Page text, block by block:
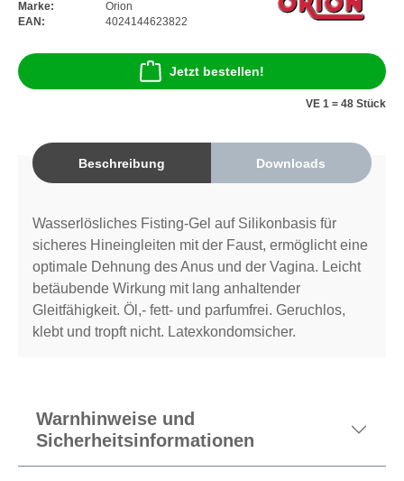
Marke:
Orion
EAN:
4024144623822
Jetzt bestellen!
VE 1 = 48 Stück
Beschreibung Downloads
Wasserlösliches Fisting-Gel auf Silikonbasis für
sicheres Hineingleiten mit der Faust, ermöglicht eine
optimale Dehnung des Anus und der Vagina. Leicht
betäubende Wirkung mit lang anhaltender
Gleitfähigkeit. Öl,- fett- und parfumfrei. Geruchlos,
klebt und tropft nicht. Latexkondomsicher.
Warnhinweise und
Sicherheitsinformationen